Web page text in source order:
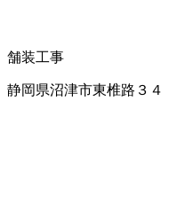
舗装工事
静岡県沼津市東椎路３４